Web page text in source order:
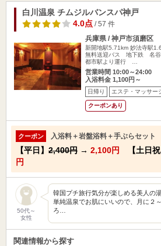
白川温泉 チムジルバンスパ神戸
4.0点/ 57 件
兵庫県 / 神戸市須磨区
新開地駅5.71km 妙法寺駅
無料送迎バス 地下鉄 名谷
都市駅より運行 …
営業時間 10:00～24:00
入浴料金 1,100円～
日帰り エステ・マッサー
クーポンあり
クーポン 入浴料＋岩盤浴料＋手ぶらセット
【平日】 2,400円 → 2,100円 【土日祝
円
50代～
女性
韓国プチ旅行気分が楽しめる美人の
単純温泉でお肌にいいので、月に２
ろ…
関連情報から探す